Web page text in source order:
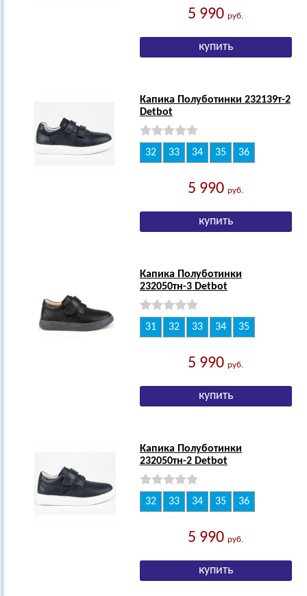
5 990руб.
Капика Полуботинки 232139т-2
Detbot
32 33 34 35 36
5 990руб.
Капика Полуботинки
232050тн-3 Detbot
31 32 33 34 35
5 990руб.
Капика Полуботинки
232050тн-2 Detbot
32 33 34 35 36
5 990руб.